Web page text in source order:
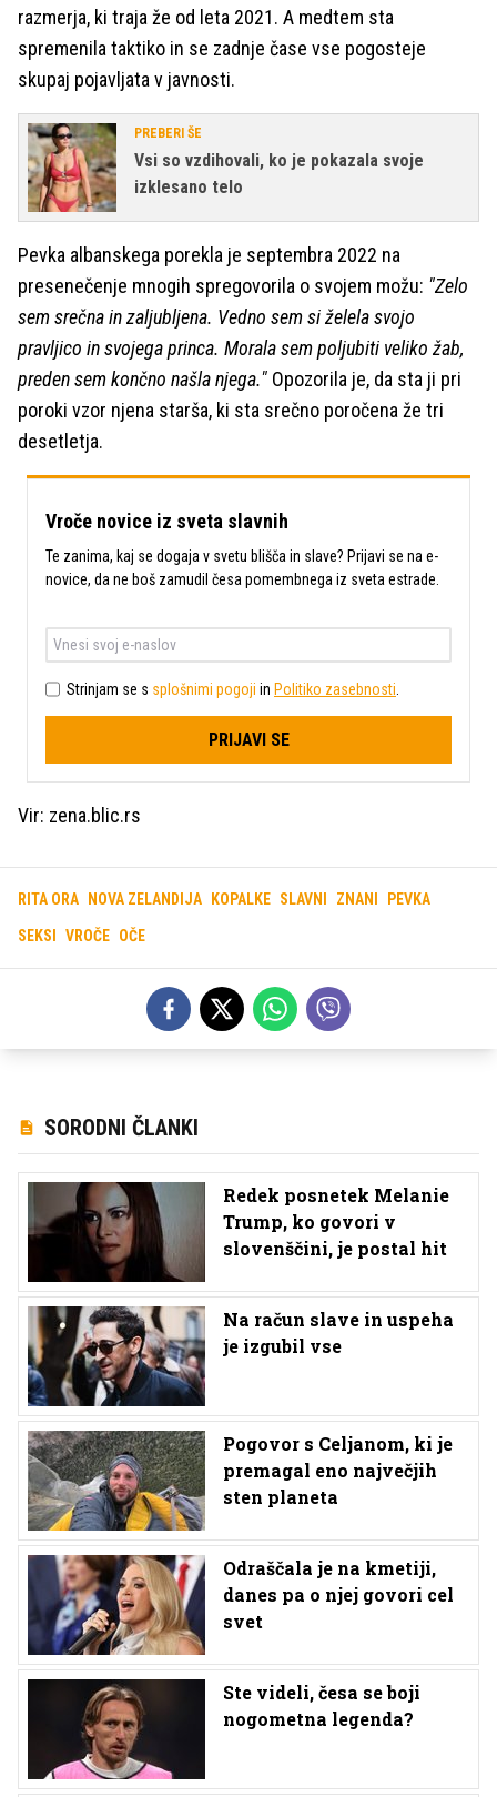
razmerja, ki traja že od leta 2021. A medtem sta
spremenila taktiko in se zadnje čase vse pogosteje
skupaj pojavljata v javnosti.
PREBERI ŠE
Vsi so vzdihovali, ko je pokazala svoje
izklesano telo
Pevka albanskega porekla je septembra 2022 na
presenečenje mnogih spregovorila o svojem možu: "Zelo
sem srečna in zaljubljena. Vedno sem si želela svojo
pravljico in svojega princa. Morala sem poljubiti veliko žab,
preden sem končno našla njega." Opozorila je, da sta ji pri
poroki vzor njena starša, ki sta srečno poročena že tri
desetletja.
Vroče novice iz sveta slavnih
Te zanima, kaj se dogaja v svetu blišča in slave? Prijavi se na e-
novice, da ne boš zamudil česa pomembnega iz sveta estrade.
Strinjam se s splošnimi pogoji in Politiko zasebnosti
PRIJAVI SE
Vir: zena.blic.rs
RITA ORA NOVA ZELANDIJA KOPALKE SLAVNI ZNANI PEVKA
SEKSI VROČE OČE
SORODNI ČLANKI
Redek posnetek Melanie
Trump, ko govori v
slovenščini, je postal hit
Na račun slave in uspeha
je izgubil vse
Pogovor s Celjanom, ki je
premagal eno največjih
sten planeta
Odraščala je na kmetiji,
danes pa o njej govori cel
svet
Ste videli, česa se boji
nogometna legenda?